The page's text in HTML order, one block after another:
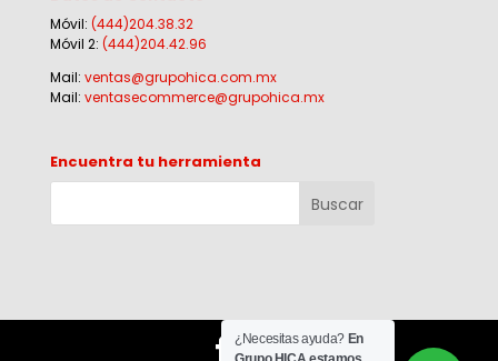
Móvil: (444)204.38.32
Móvil 2: (444)204.42.96
Mail: ventas@grupohica.com.mx
Mail: ventasecommerce@grupohica.mx
Encuentra tu herramienta
¿Necesitas ayuda? En